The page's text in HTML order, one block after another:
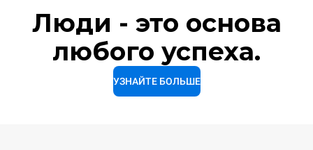
Люди - это основа
любого успеха.
УЗНАЙТЕ БОЛЬШЕ